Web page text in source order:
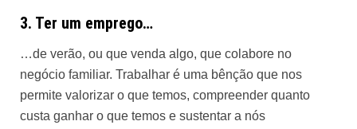
3. Ter um emprego…
…de verão, ou que venda algo, que colabore no
negócio familiar. Trabalhar é uma bênção que nos
permite valorizar o que temos, compreender quanto
custa ganhar o que temos e sustentar a nós